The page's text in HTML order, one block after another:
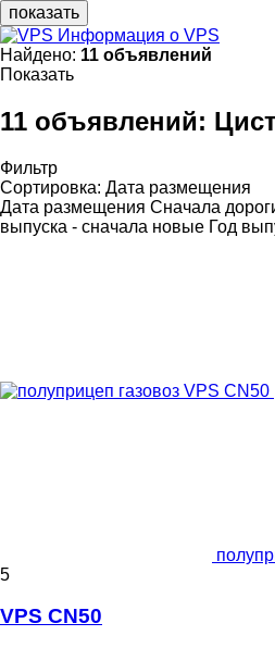
показать
Информация о VPS
Найдено: 11 объявлений
Показать
11 объявлений:
Фильтр
Сортировка: Дата размещения
Дата размещения Сначала
выпуска - сначала новые Год
5
VPS CN50